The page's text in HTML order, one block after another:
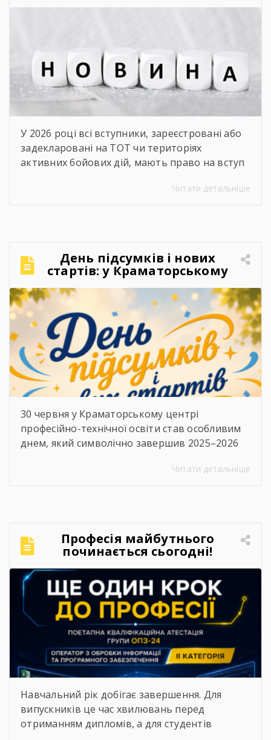
У 2026 році всі вступники, зареєстровані або
задекларовані на ТОТ чи територіях
активних бойових дій, мають право на вступ
участь в окремому конкурсі на бюджетні
Читати детальніше
День підсумків і нових
стартів: у Краматорському
центрі ПТО завершили 2025–
2026 навчальний рік
30 червня у Краматорському центрі
професійно-технічної освіти став особливим
днем, який символічно завершив 2025–2026
дві важливі події — урочисте вручення
випускники 2026 року. Для них це стало
початком нового життєвого етапу, а для
педагогічного колективу — ще […]
Читати детальніше
Професія майбутнього
починається сьогодні!
Навчальний рік добігає завершення. Для
випускників це час хвилювань перед
отриманням дипломів, а для студентів